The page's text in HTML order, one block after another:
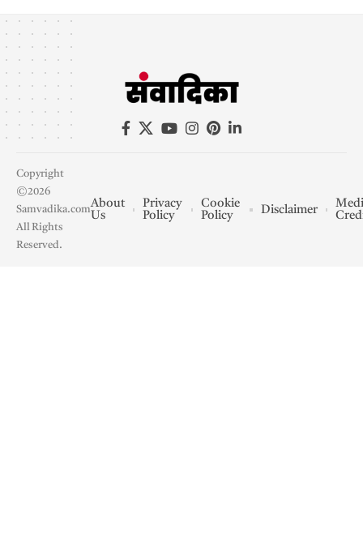
Copyright
©2026
Samvadika.com
All Rights
Reserved.
About
Us
Privacy
Policy
Cookie
Policy
Disclaimer